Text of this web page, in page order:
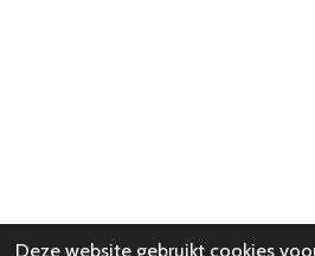
Deze website gebruikt cookies